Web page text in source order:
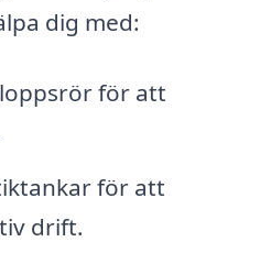
dig med:
för att
för att
drift.